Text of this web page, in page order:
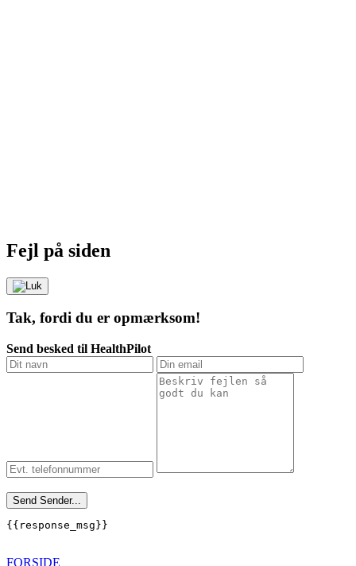
Fejl på siden
Tak, fordi du er opmærksom!
Send besked til HealthPilot
Send Sender...
{{response_msg}}
FORSIDE